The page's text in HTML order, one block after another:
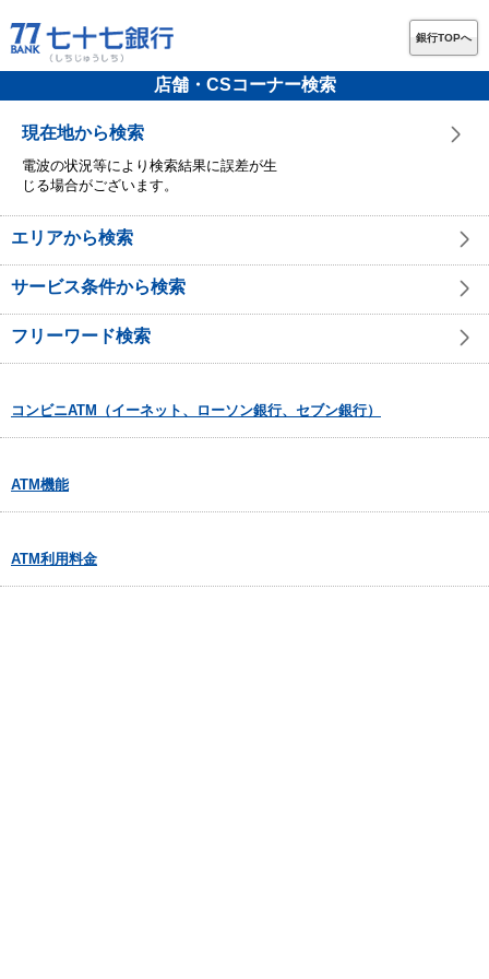
銀行TOPへ
店舗・CSコーナー検索
現在地から検索
電波の状況等により検索結果に誤差が生
じる場合がございます。
エリアから検索
サービス条件から検索
フリーワード検索
コンビニATM（イーネット、ローソン銀行、セブン銀行）
ATM機能
ATM利用料金